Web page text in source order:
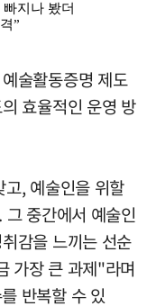
술활동증명 제도
효율적인 운영 방
, 예술인을 위할
중간에서 예술인
감을 느끼는 선순
가장 큰 과제"라며
반복할 수 있